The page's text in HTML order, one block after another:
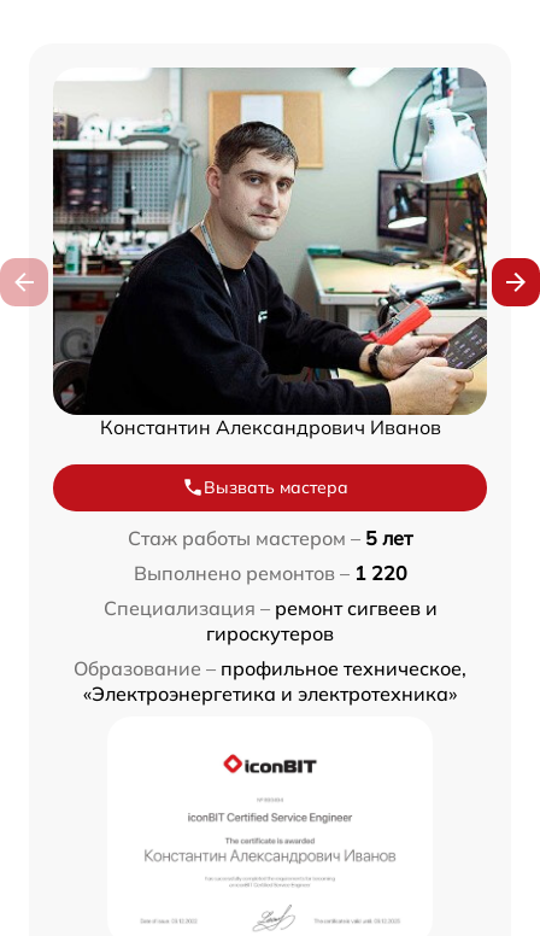
Константин Александрович Иванов
Вызвать мастера
Стаж работы мастером – 5 лет
Выполнено ремонтов – 1 220
Специализация – ремонт сигвеев и
гироскутеров
Образование – профильное техническое,
«Электроэнергетика и электротехника»